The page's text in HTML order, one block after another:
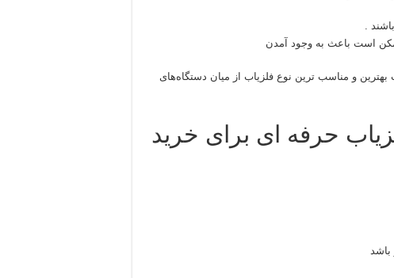
.
است باعث به وجود آمدن
و مناسب ترین نوع فلزیاب از میان دستگاه‌های
حرفه ای برای خرید
باشد